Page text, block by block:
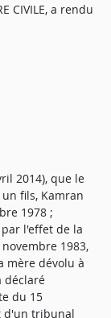
CIVILE, a rendu
2014), que le
fils, Kamran
1978 ;
l'effet de la
1983,
mère dévolu à
déclaré
du 15
d'un tribunal